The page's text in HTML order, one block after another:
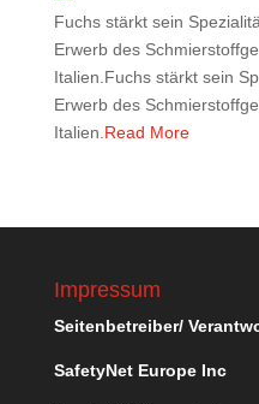
Fuchs stärkt sein
Erwerb des
Italien.Fuchs stärkt sein
Erwerb des
Italien. Read More
Impressum
Seitenbetreiber/
SafetyNet Europe Inc